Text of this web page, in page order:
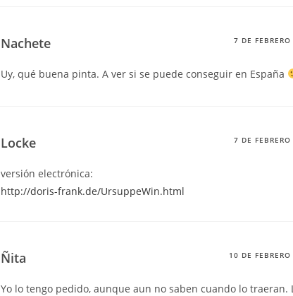
Nachete 7 DE
Uy, qué buena pinta. A ver si se puede conseguir en España
Locke 7 DE
versión electrónica:
http://doris-frank.de/UrsuppeWin.html
Ñita 10 DE
Yo lo tengo pedido, aunque aun no saben cuando lo traeran.